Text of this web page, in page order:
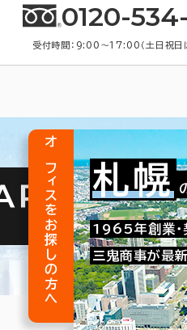
0120-534-
受付時間：9:00〜17:00（土日祝日
オフィスをお探しの方へ 札幌
1965年創業・
三鬼商事が最